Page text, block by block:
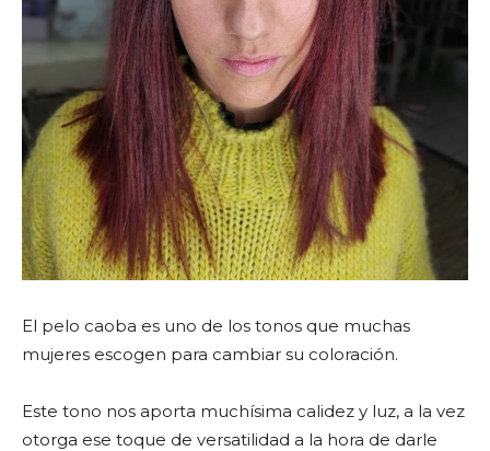
El pelo caoba es uno de los tonos que muchas
mujeres escogen para cambiar su coloración.
Este tono nos aporta muchísima calidez y luz, a la vez
otorga ese toque de versatilidad a la hora de darle